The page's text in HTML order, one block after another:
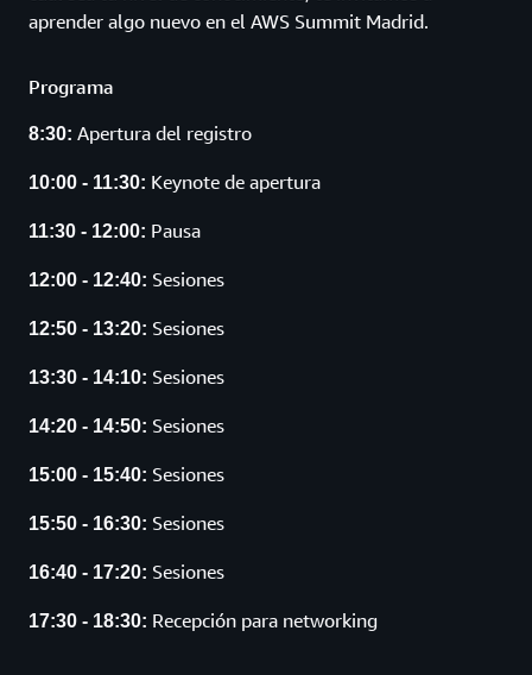
aprender algo nuevo en el AWS Summit Madrid.
Programa
8:30: Apertura del registro
10:00 - 11:30: Keynote de apertura
11:30 - 12:00: Pausa
12:00 - 12:40: Sesiones
12:50 - 13:20: Sesiones
13:30 - 14:10: Sesiones
14:20 - 14:50: Sesiones
15:00 - 15:40: Sesiones
15:50 - 16:30: Sesiones
16:40 - 17:20: Sesiones
17:30 - 18:30: Recepción para networking